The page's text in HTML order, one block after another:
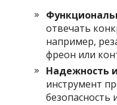
отвечать
например,
фреон или
Надежность
инструмент
безопасность